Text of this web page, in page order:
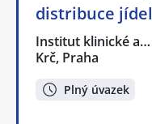
distribuce jídel
Institut klinické a…
Krč, Praha
Plný úvazek